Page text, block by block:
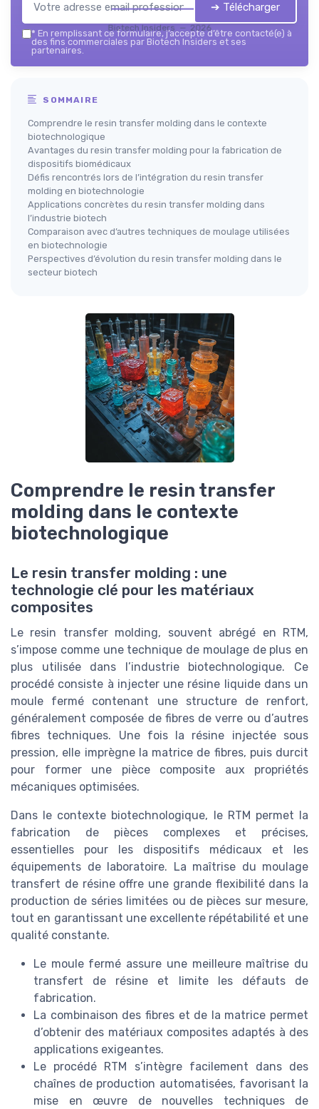
Biotech Insiders — 2026
➔ Télécharger
* En remplissant ce formulaire, j’accepte d’être contacté(e) à
des fins commerciales par Biotech Insiders et ses
partenaires.
SOMMAIRE
Comprendre le resin transfer molding dans le contexte
biotechnologique
Avantages du resin transfer molding pour la fabrication de
dispositifs biomédicaux
Défis rencontrés lors de l’intégration du resin transfer
molding en biotechnologie
Applications concrètes du resin transfer molding dans
l’industrie biotech
Comparaison avec d’autres techniques de moulage utilisées
en biotechnologie
Perspectives d’évolution du resin transfer molding dans le
secteur biotech
Comprendre le resin transfer
molding dans le contexte
biotechnologique
Le resin transfer molding : une
technologie clé pour les matériaux
composites
Le resin transfer molding, souvent abrégé en RTM,
s’impose comme une technique de moulage de plus en
plus utilisée dans l’industrie biotechnologique. Ce
procédé consiste à injecter une résine liquide dans un
moule fermé contenant une structure de renfort,
généralement composée de fibres de verre ou d’autres
fibres techniques. Une fois la résine injectée sous
pression, elle imprègne la matrice de fibres, puis durcit
pour former une pièce composite aux propriétés
mécaniques optimisées.
Dans le contexte biotechnologique, le RTM permet la
fabrication de pièces complexes et précises,
essentielles pour les dispositifs médicaux et les
équipements de laboratoire. La maîtrise du moulage
transfert de résine offre une grande flexibilité dans la
production de séries limitées ou de pièces sur mesure,
tout en garantissant une excellente répétabilité et une
qualité constante.
Le moule fermé assure une meilleure maîtrise du
transfert de résine et limite les défauts de
fabrication.
La combinaison des fibres et de la matrice permet
d’obtenir des matériaux composites adaptés à des
applications exigeantes.
Le procédé RTM s’intègre facilement dans des
chaînes de production automatisées, favorisant la
mise en œuvre de nouvelles techniques de